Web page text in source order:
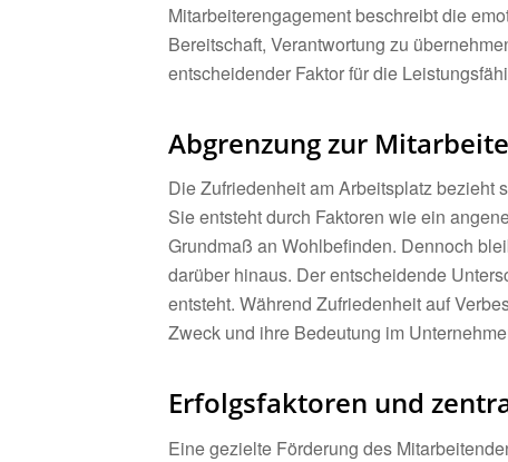
Mitarbeiterengagement beschreibt die
Bereitschaft, Verantwortung zu
entscheidender Faktor für die
Abgrenzung zur
Die Zufriedenheit am Arbeitsplatz bezieht
Sie entsteht durch Faktoren wie ein
Grundmaß an Wohlbefinden. Dennoch
darüber hinaus. Der entscheidende
entsteht. Während Zufriedenheit auf
Zweck und ihre Bedeutung im
Erfolgsfaktoren und
Eine gezielte Förderung des